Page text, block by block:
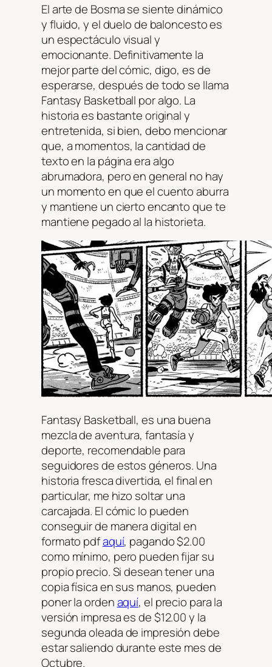
El arte de Bosma se siente dinámico
y fluido, y el duelo de baloncesto es
un espectáculo visual y
emocionante. Definitivamente la
mejor parte del cómic, digo, es de
esperarse, después de todo se llama
Fantasy Basketball por algo. La
historia es bastante original y
entretenida, si bien, debo mencionar
que, a momentos, la cantidad de
texto en la página era algo
abrumadora, pero en general no hay
un momento en que el cuento aburra
y mantiene un cierto encanto que te
mantiene pegado al la historieta.
Fantasy Basketball, es una buena
mezcla de aventura, fantasía y
deporte, recomendable para
seguidores de estos géneros. Una
historia fresca divertida, el final en
particular, me hizo soltar una
carcajada. El cómic lo pueden
conseguir de manera digital en
formato pdfaquí, pagando $2.00
como mínimo, pero pueden fijar su
propio precio. Si desean tener una
copia física en sus manos, pueden
poner la ordenaquí, el precio para la
versión impresa es de $12.00 y la
segunda oleada de impresión debe
estar saliendo durante este mes de
Octubre.